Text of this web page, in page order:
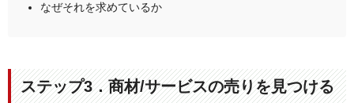
なぜそれを求めているか
ステップ3．商材/サービスの売りを見つける